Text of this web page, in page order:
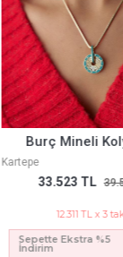
Cetaş Jewelery
86.060 TL
31.604 TL x 3